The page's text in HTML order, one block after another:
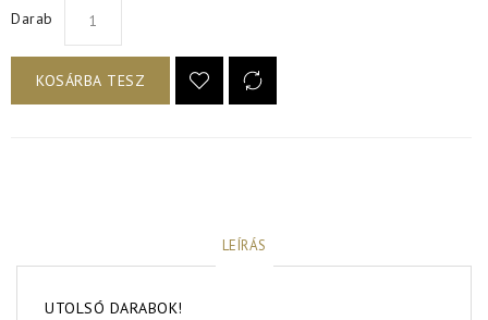
Darab
KOSÁRBA TESZ
LEÍRÁS
UTOLSÓ DARABOK!